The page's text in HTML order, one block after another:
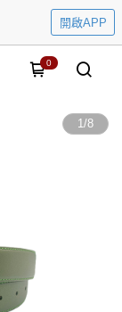
開啟APP
0
1/8